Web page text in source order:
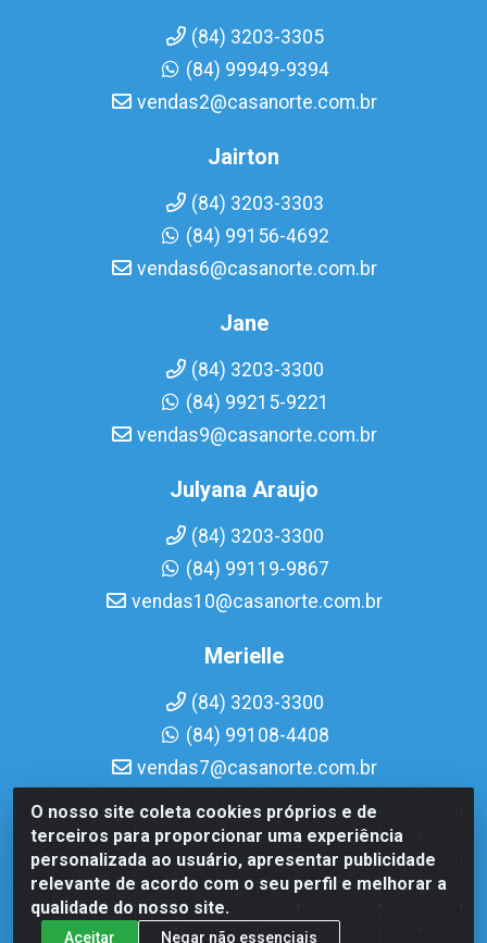
O nosso site coleta cookies próprios e de
terceiros para proporcionar uma experiência
personalizada ao usuário, apresentar publicidade
relevante de acordo com o seu perfil e melhorar a
qualidade do nosso site.
Aceitar Negar não essenciais
(84) 3203-3305
(84) 99949-9394
vendas2@casanorte.com.br
Jairton
(84) 3203-3303
(84) 99156-4692
vendas6@casanorte.com.br
Jane
(84) 3203-3300
(84) 99215-9221
vendas9@casanorte.com.br
Julyana Araujo
(84) 3203-3300
(84) 99119-9867
vendas10@casanorte.com.br
Merielle
(84) 3203-3300
(84) 99108-4408
vendas7@casanorte.com.br
Casa Norte LTDA - Av. Interventor Mário Câmara, 1815 -
Dix-Sept Rosado, Natal/RN - CEP 59054-600 - CNPJ
08.713.513/0001-51